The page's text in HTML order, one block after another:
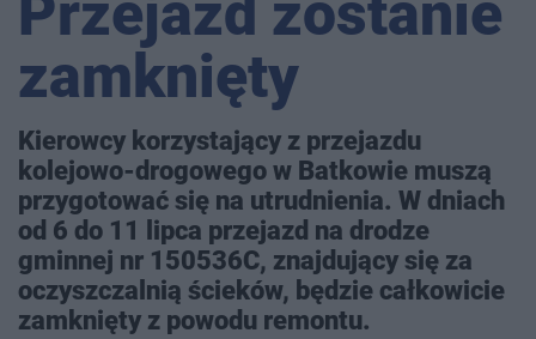
Przejazd zostanie
zamknięty
Kierowcy korzystający z przejazdu
kolejowo-drogowego w Batkowie muszą
przygotować się na utrudnienia. W dniach
od 6 do 11 lipca przejazd na drodze
gminnej nr 150536C, znajdujący się za
oczyszczalnią ścieków, będzie całkowicie
zamknięty z powodu remontu.